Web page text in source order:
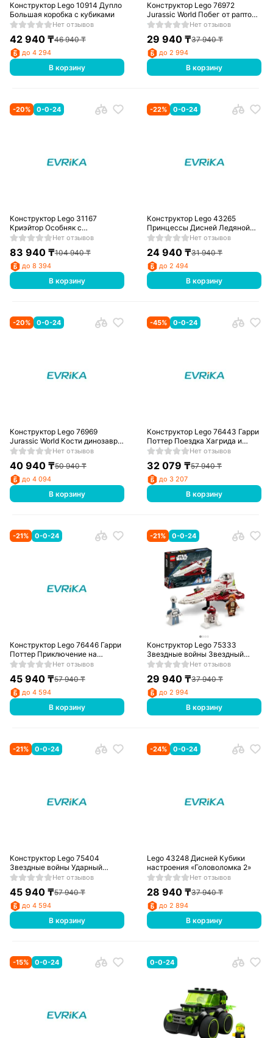
Конструктор Lego 10914 Дупло
Большая коробка с кубиками
Нет отзывов
42 940₸46 940₸
до 4 294
В корзину
Конструктор Lego 76972
Jurassic World Побег от раптора
в бездорожьеНет отзывов
29 940 ₸37 940₸
до 2 994
В корзину
-20% 0-0-24
Конструктор Lego 31167
Криэйтор Особняк с
привидениямиНет отзывов
83 940₸104 940₸
до 8 394
В корзину
-22% 0-0-24
Конструктор Lego 43265
Принцессы Дисней Ледяной
замок ЭренделлНет отзывов
24 940 ₸31 940₸
до 2 494
В корзину
-20% 0-0-24
Конструктор Lego 76969
Jurassic World Кости динозавра:
череп трицератопса
Нет отзывов
40 940₸50 940₸
до 4 094
В корзину
-45% 0-0-24
Конструктор Lego 76443 Гарри
Поттер Поездка Хагрида и
Гарри на мотоцикле
Нет отзывов
32 079 ₸57 940₸
до 3 207
В корзину
-21% 0-0-24
Конструктор Lego 76446 Гарри
Поттер Приключение на
автобусе «Ночной рыцарь»
Нет отзывов
45 940₸57 940₸
до 4 594
В корзину
-21% 0-0-24
Конструктор Lego 75333
Звездные войны Звездный
истребитель джедаев Оби-
Нет отзывов
29 940 ₸37 940₸
до 2 994
В корзину
-21% 0-0-24
Конструктор Lego 75404
Звездные войны Ударный
корабль типа «Аккламатор»
Нет отзывов
45 940₸57 940₸
до 4 594
В корзину
-24% 0-0-24
Lego 43248 Дисней Кубики
настроения «Головоломка 2»
Нет отзывов
28 940 ₸37 940₸
до 2 894
В корзину
-15% 0-0-24 0-0-24